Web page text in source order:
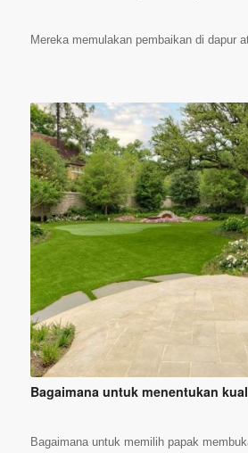
Mereka memulakan pembaikan di dapur
Bagaimana untuk menentukan
Bagaimana untuk memilih papak